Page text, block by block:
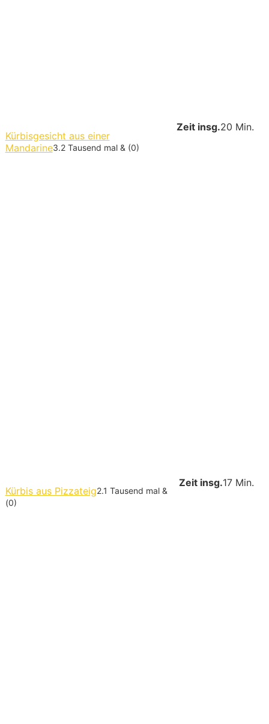
Zeit insg.20 Min.
Kürbisgesicht aus einer
Mandarine3.2 Tausend mal & (0)
Zeit insg.17 Min.
Kürbis aus Pizzateig2.1 Tausend mal &
(0)